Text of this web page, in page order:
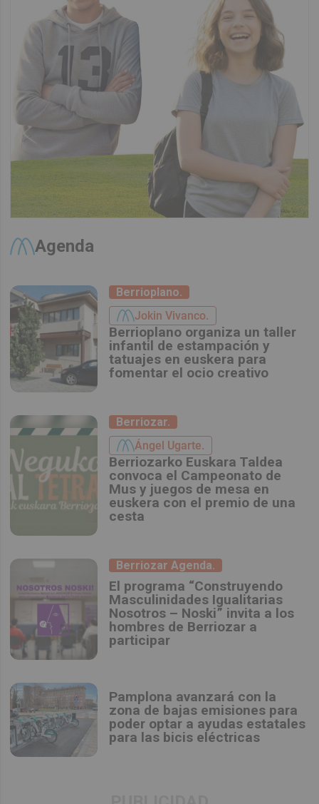
Agenda
Berrioplano.
Jokin Vivanco.
Berrioplano organiza un taller
infantil de estampación y
tatuajes en euskera para
fomentar el ocio creativo
Berriozar.
Ángel Ugarte.
Berriozarko Euskara Taldea
convoca el Campeonato de
Mus y juegos de mesa en
euskera con el premio de una
cesta
Berriozar Agenda.
El programa “Construyendo
Masculinidades Igualitarias
Nosotros – Noski” invita a los
hombres de Berriozar a
participar
Pamplona avanzará con la
zona de bajas emisiones para
poder optar a ayudas estatales
para las bicis eléctricas